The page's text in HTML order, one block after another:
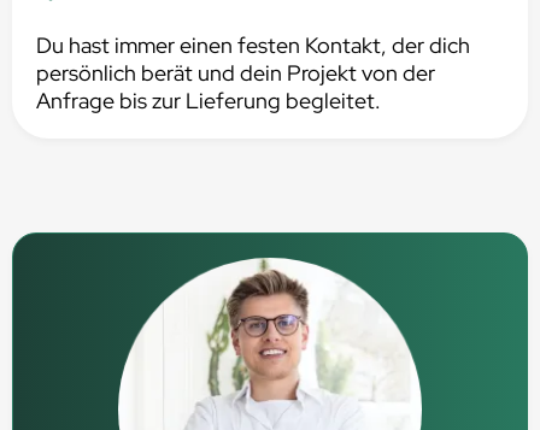
Du hast immer einen festen Kontakt, der dich
persönlich berät und dein Projekt von der
Anfrage bis zur Lieferung begleitet.